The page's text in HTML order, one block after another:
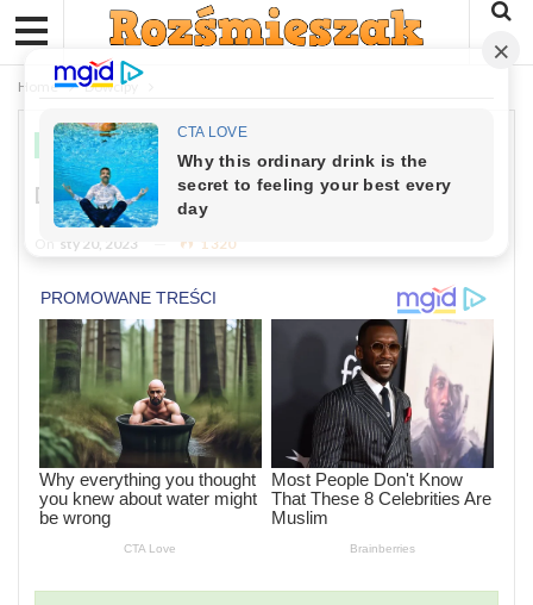
Home Dowcipy
DOWCIPY
Dowcip: Na Szpitalnym Łóżku..
sty 20, 2023 1 320